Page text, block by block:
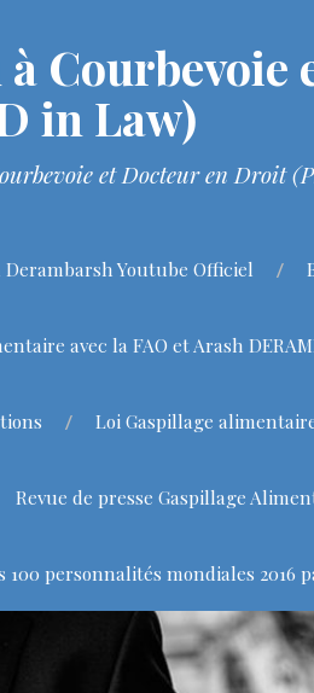
in Law)
et Docteur en Droit
Derambarsh Youtube Officiel
avec la FAO et Arash
Loi Gaspillage
Revue de presse Gaspillage
personnalités mondiales 2016